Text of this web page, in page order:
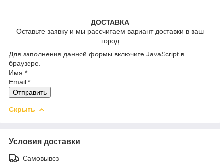
ДОСТАВКА
Оставьте заявку и мы рассчитаем вариант доставки в ваш
город
Для заполнения данной формы включите JavaScript в
браузере.
Имя *
Email *
Отправить
Скрыть
Условия доставки
Самовывоз